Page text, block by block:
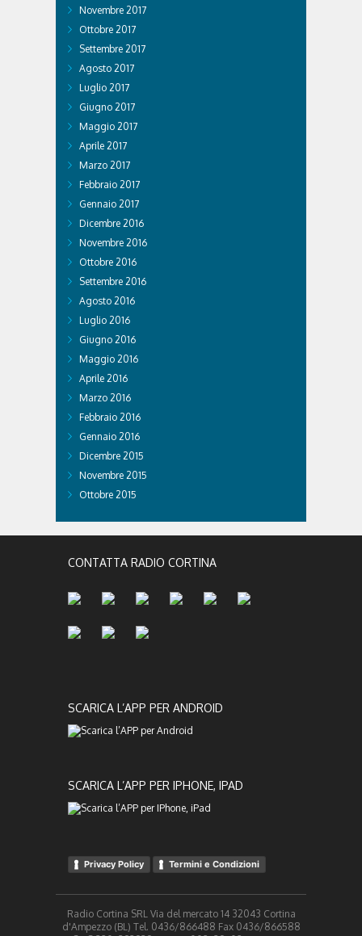
Novembre 2017
Ottobre 2017
Settembre 2017
Agosto 2017
Luglio 2017
Giugno 2017
Maggio 2017
Aprile 2017
Marzo 2017
Febbraio 2017
Gennaio 2017
Dicembre 2016
Novembre 2016
Ottobre 2016
Settembre 2016
Agosto 2016
Luglio 2016
Giugno 2016
Maggio 2016
Aprile 2016
Marzo 2016
Febbraio 2016
Gennaio 2016
Dicembre 2015
Novembre 2015
Ottobre 2015
CONTATTA RADIO CORTINA
SCARICA L’APP PER ANDROID
SCARICA L’APP PER IPHONE, IPAD
Privacy Policy Termini e Condizioni
Radio Cortina SRL Via del mercato 14 32043 Cortina
d'Ampezzo (BL) Tel. 0436/866488 Fax 0436/866588